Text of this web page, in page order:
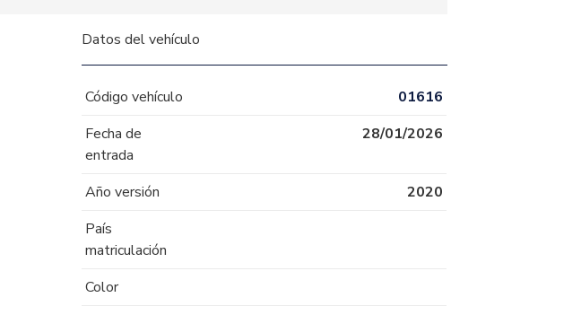
Datos del vehículo
Código vehículo
01616
Fecha de
entrada
28/01/2026
Año versión
2020
País
matriculación
Color